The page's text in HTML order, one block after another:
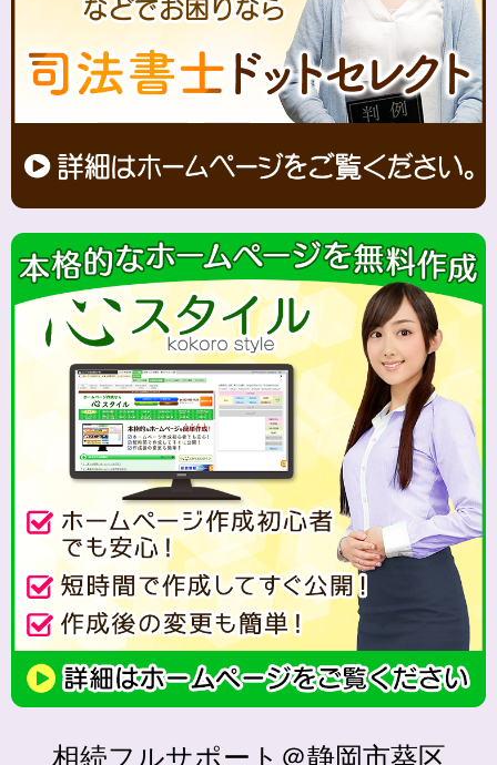
相続フルサポート＠静岡市葵区